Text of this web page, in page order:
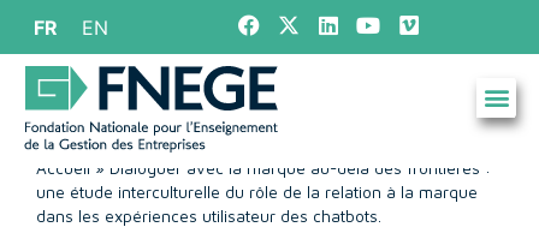
FR EN
Accueil » Dialoguer avec la marque au-delà des frontières :
une étude interculturelle du rôle de la relation à la marque
dans les expériences utilisateur des chatbots.